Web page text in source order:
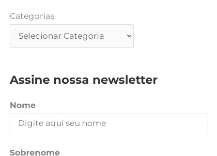
Categorias
Assine nossa newsletter
Nome
Sobrenome